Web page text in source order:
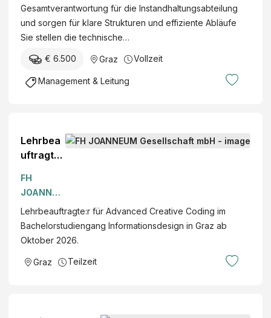
Gesamtverantwortung für die Instandhaltungsabteilung
und sorgen für klare Strukturen und effiziente Abläufe
Sie stellen die technische…
€ 6.500 Graz Vollzeit
Management & Leitung
Lehrbea
uftragte:
„Advanc
ed
Creative
Coding“
FH
JOANNEU
M
Gesellsch
aft mbH
Lehrbeauftragte:r für Advanced Creative Coding im
Bachelorstudiengang Informationsdesign in Graz ab
Oktober 2026.
Graz Teilzeit